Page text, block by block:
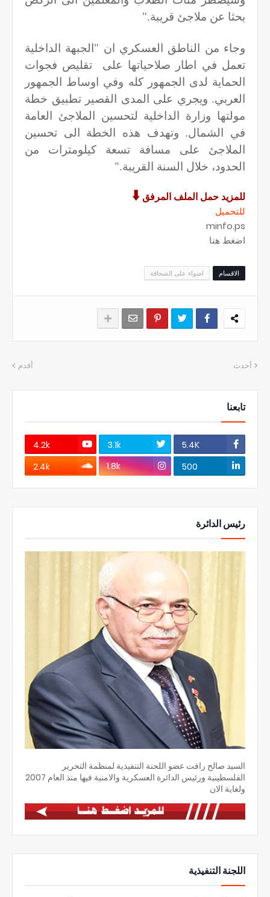
بحثا عن ملاجئ قريبة".
وجاء من الناطق العسكري ان "الجبهة الداخلية
تعمل في اطار صلاحياتها على تقليص فجوات
الحماية لدى الجمهور كله وفي اوساط الجمهور
العربي. ويجري على المدى القصير تطبيق خطة
مولتها وزارة الداخلية لتحسين الملاجئ العامة
في الشمال. وتهدف هذه الخطة الى تحسين
الملاجئ على مسافة تسعة كيلومترات من
الحدود، خلال السنة القريبة".
للمزيد حمل الملف المرفق 🠳
للتحميل
minfo.ps
اضغط هنا
الاقسام اضواء على الصحافة
أحدث أقدم
تابعنا
5.4K
3.1k
4.2k
500
1.8k
2.4k
رئيس الدائرة
السيد صالح رافت عضو اللجنة التنفيذية لمنظمة التحرير
الفلسطينية ورئيس الدائرة العسكرية والامنية فيها منذ العام 2007
ولغاية الان
اللجنة التنفيذية